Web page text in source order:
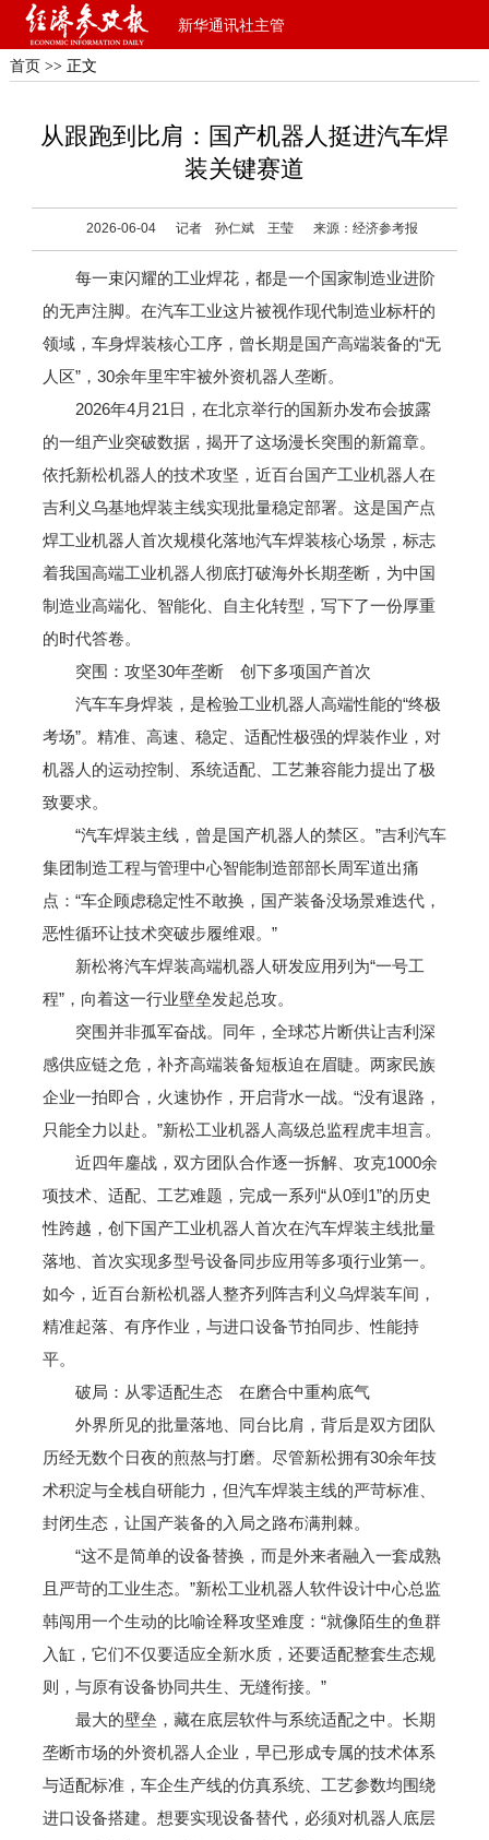
新华通讯社主管
首页 >> 正文
从跟跑到比肩：国产机器人挺进汽车焊
装关键赛道
2026-06-04 记者 孙仁斌 王莹 来源：经济参考报
每一束闪耀的工业焊花，都是一个国家制造业进阶
的无声注脚。在汽车工业这片被视作现代制造业标杆的
领域，车身焊装核心工序，曾长期是国产高端装备的“无
人区”，30余年里牢牢被外资机器人垄断。
2026年4月21日，在北京举行的国新办发布会披露
的一组产业突破数据，揭开了这场漫长突围的新篇章。
依托新松机器人的技术攻坚，近百台国产工业机器人在
吉利义乌基地焊装主线实现批量稳定部署。这是国产点
焊工业机器人首次规模化落地汽车焊装核心场景，标志
着我国高端工业机器人彻底打破海外长期垄断，为中国
制造业高端化、智能化、自主化转型，写下了一份厚重
的时代答卷。
突围：攻坚30年垄断 创下多项国产首次
汽车车身焊装，是检验工业机器人高端性能的“终极
考场”。精准、高速、稳定、适配性极强的焊装作业，对
机器人的运动控制、系统适配、工艺兼容能力提出了极
致要求。
“汽车焊装主线，曾是国产机器人的禁区。”吉利汽车
集团制造工程与管理中心智能制造部部长周军道出痛
点：“车企顾虑稳定性不敢换，国产装备没场景难迭代，
恶性循环让技术突破步履维艰。”
新松将汽车焊装高端机器人研发应用列为“一号工
程”，向着这一行业壁垒发起总攻。
突围并非孤军奋战。同年，全球芯片断供让吉利深
感供应链之危，补齐高端装备短板迫在眉睫。两家民族
企业一拍即合，火速协作，开启背水一战。“没有退路，
只能全力以赴。”新松工业机器人高级总监程虎丰坦言。
近四年鏖战，双方团队合作逐一拆解、攻克1000余
项技术、适配、工艺难题，完成一系列“从0到1”的历史
性跨越，创下国产工业机器人首次在汽车焊装主线批量
落地、首次实现多型号设备同步应用等多项行业第一。
如今，近百台新松机器人整齐列阵吉利义乌焊装车间，
精准起落、有序作业，与进口设备节拍同步、性能持
平。
破局：从零适配生态 在磨合中重构底气
外界所见的批量落地、同台比肩，背后是双方团队
历经无数个日夜的煎熬与打磨。尽管新松拥有30余年技
术积淀与全栈自研能力，但汽车焊装主线的严苛标准、
封闭生态，让国产装备的入局之路布满荆棘。
“这不是简单的设备替换，而是外来者融入一套成熟
且严苛的工业生态。”新松工业机器人软件设计中心总监
韩闯用一个生动的比喻诠释攻坚难度：“就像陌生的鱼群
入缸，它们不仅要适应全新水质，还要适配整套生态规
则，与原有设备协同共生、无缝衔接。”
最大的壁垒，藏在底层软件与系统适配之中。长期
垄断市场的外资机器人企业，早已形成专属的技术体系
与适配标准，车企生产线的仿真系统、工艺参数均围绕
进口设备搭建。想要实现设备替代，必须对机器人底层